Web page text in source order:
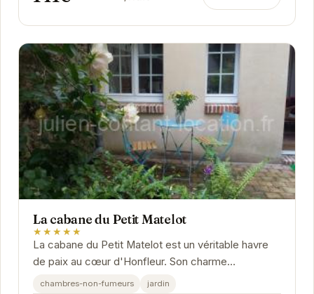
La cabane du Petit Matelot
★★★★★
La cabane du Petit Matelot est un véritable havre
de paix au cœur d'Honfleur. Son charme
authentique et son emplacement idéal en font le
chambres-non-fumeurs jardin